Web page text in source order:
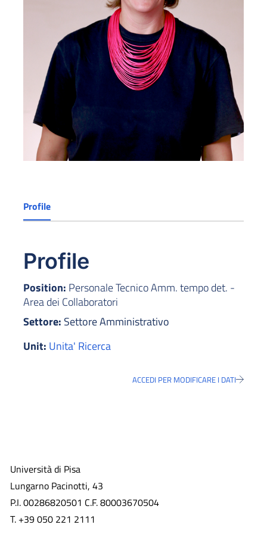
Profile
Profile
Position: Personale Tecnico Amm. tempo det. -
Area dei Collaboratori
Settore: Settore Amministrativo
Unit: Unita' Ricerca
ACCEDI PER MODIFICARE I DATI
Università di Pisa
Lungarno Pacinotti, 43
P.I. 00286820501 C.F. 80003670504
T. +39 050 221 2111